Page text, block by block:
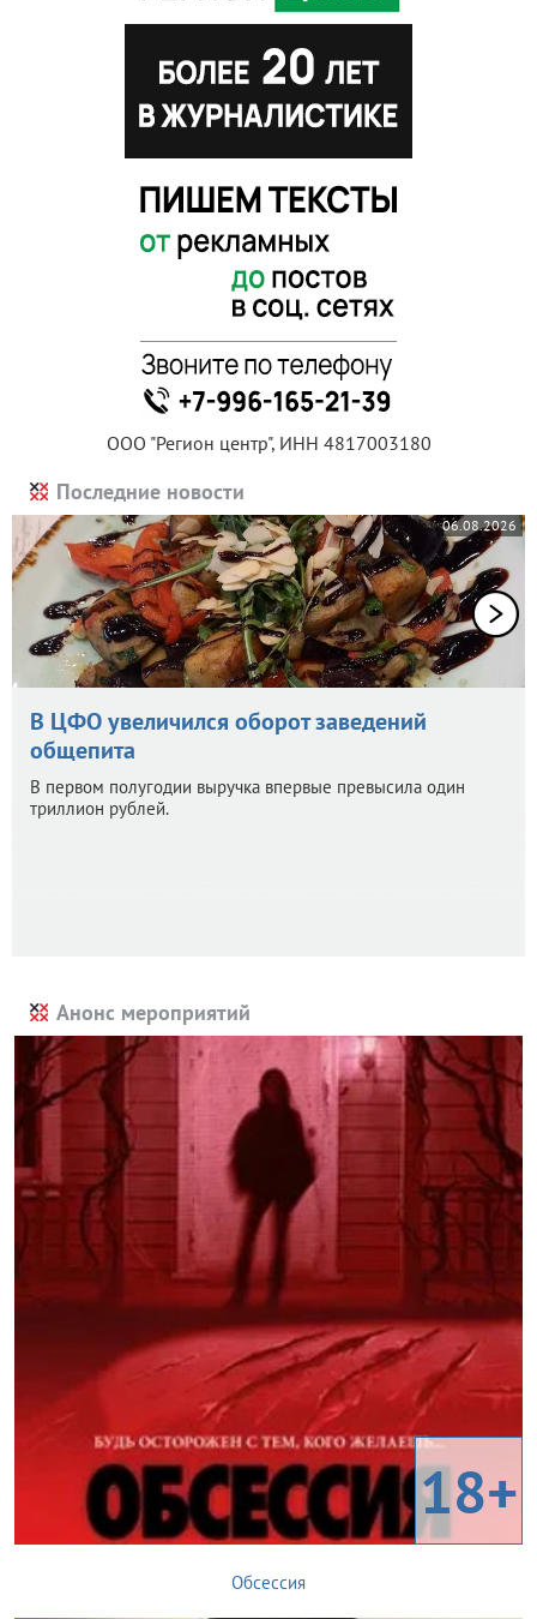
ООО "Регион центр", ИНН 4817003180
Последние новости
06.08.2026
В ЦФО увеличился оборот заведений
общепита
В первом полугодии выручка впервые превысила один
триллион рублей.
Анонс мероприятий
18+
Обсессия